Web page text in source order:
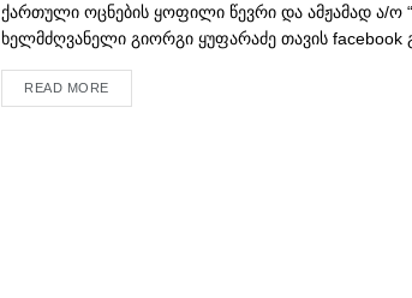
ქართული ოცნების ყოფილი წევრი და ამჟამად ა/ო
ხელმძღვანელი გიორგი ყუფარაძე თავის facebook
READ MORE